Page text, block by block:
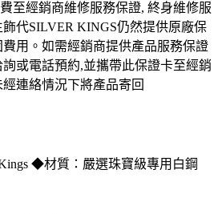
◆材質：嚴選珠寶級專用白鋼